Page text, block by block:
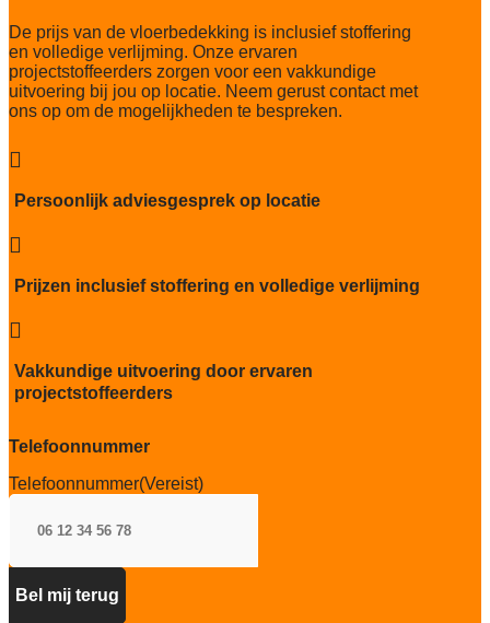
klasse 33 LC 2+ Rolstoel A
Thermische weerstand
0,079 m² K/W
Brandwerend
Bfl-S1
Project gebruik
zwaar
De prijs van de vloerbedekking is inclusief stoffering
en volledige verlijming. Onze ervaren
projectstoffeerders zorgen voor een vakkundige
uitvoering bij jou op locatie. Neem gerust contact met
ons op om de mogelijkheden te bespreken.

Persoonlijk adviesgesprek op locatie

Prijzen inclusief stoffering en volledige verlijming

Vakkundige uitvoering door ervaren
projectstoffeerders
Telefoonnummer
Telefoonnummer(Vereist)